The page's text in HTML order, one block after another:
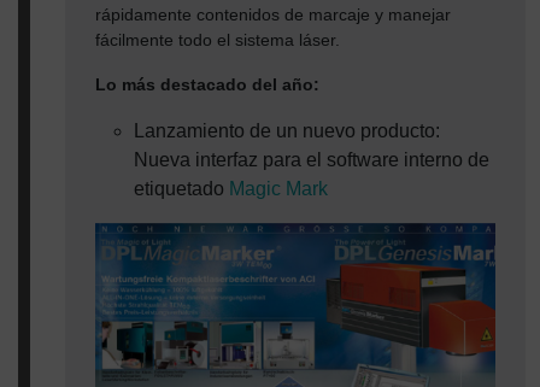
rápidamente contenidos de marcaje y manejar
fácilmente todo el sistema láser.
Lo más destacado del año:
Lanzamiento de un nuevo producto:
Nueva interfaz para el software interno de
etiquetado Magic Mark